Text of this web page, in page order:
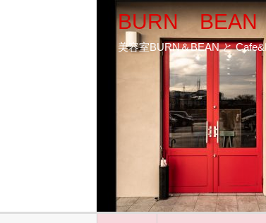
BURN BEAN
美容室BURN＆BEAN と